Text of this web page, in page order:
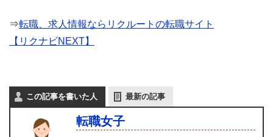
⇒転職、求人情報ならリクルートの転職サイト
【リクナビNEXT】
この記事を書いた人 最新の記事
転職女子